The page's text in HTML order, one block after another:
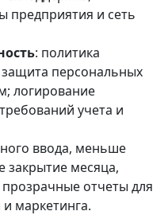
предприятия и сеть
: политика
персональных
логирование
учета и
ввода, меньше
закрытие месяца,
отчеты для
маркетинга.